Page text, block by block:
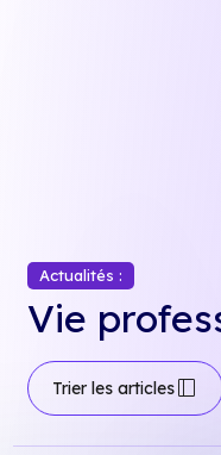
Actualités :
Vie
Trier les articlesdock_to_right